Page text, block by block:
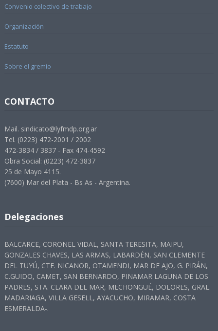
Convenio colectivo de trabajo
Organización
Estatuto
Sobre el gremio
CONTACTO
Mail. sindicato@lyfmdp.org.ar
Tel. (0223) 472-2001 / 2002
472-3834 / 3837 - Fax 474-4592
Obra Social: (0223) 472-3837
25 de Mayo 4115.
(7600) Mar del Plata - Bs As - Argentina.
Delegaciones
BALCARCE, CORONEL VIDAL, SANTA TERESITA, MAIPU,
GONZALES CHAVES, LAS ARMAS, LABARDÉN, SAN CLEMENTE
DEL TUYÚ, CTE. NICANOR, OTAMENDI, MAR DE AJO, G. PIRÁN,
C.GUIDO, CAMET, SAN BERNARDO, PINAMAR LAGUNA DE LOS
PADRES, STA. CLARA DEL MAR, MECHONGUÉ, DOLORES, GRAL.
MADARIAGA, VILLA GESELL, AYACUCHO, MIRAMAR, COSTA
ESMERALDA-.